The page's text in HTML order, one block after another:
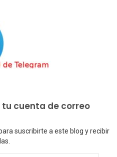
cuenta de correo
suscribirte a este blog y recibir